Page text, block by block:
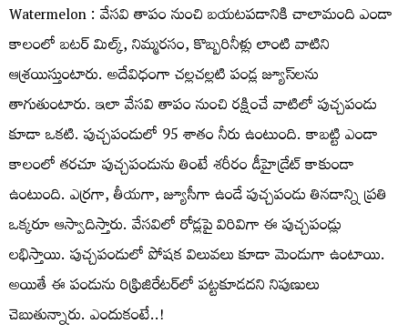
Watermelon : వేసవి తాపం నుంచి బయటపడానికి చాలామంది ఎండా
కాలంలో బటర్‌ మిల్క్‌, నిమ్మరసం, కొబ్బరినీళ్లు లాంటి వాటిని
ఆశ్రయిస్తుంటారు. అదేవిధంగా చల్లచల్లటి పండ్ల జ్యూస్‌లను
తాగుతుంటారు. ఇలా వేసవి తాపం నుంచి రక్షించే వాటిలో పుచ్చపండు
కూడా ఒకటి. పుచ్చపండులో 95 శాతం నీరు ఉంటుంది. కాబట్టి ఎండా
కాలంలో తరచూ పుచ్చపండును తింటే శరీరం డీహైడ్రేట్‌ కాకుండా
ఉంటుంది. ఎర్రగా, తీయగా, జ్యూసీగా ఉండే పుచ్చపండు తినడాన్ని ప్రతి
ఒక్కరూ ఆస్వాదిస్తారు. వేసవిలో రోడ్లపై విరివిగా ఈ పుచ్చపండ్లు
లభిస్తాయి. పుచ్చపండులో పోషక విలువలు కూడా మెండుగా ఉంటాయి.
అయితే ఈ పండును రిఫ్రిజిరేటర్‌లో పట్టకూడదని నిపుణులు
చెబుతున్నారు. ఎందుకంటే..!